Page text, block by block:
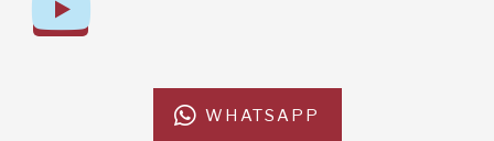
WHATSAPP